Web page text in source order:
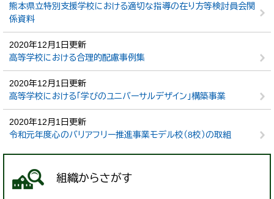
熊本県立特別支援学校における適切な指導の在り方等検討員会関
係資料
2020年12月1日更新
高等学校における合理的配慮事例集
2020年12月1日更新
高等学校における「学びのユニバーサルデザイン」構築事業
2020年12月1日更新
令和元年度心のバリアフリー推進事業モデル校（8校）の取組
組織からさがす